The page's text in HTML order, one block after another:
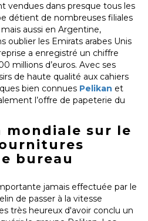
vendues dans presque tous les
détient de nombreuses filiales
aussi en Argentine,
oublier les Emirats arabes Unis
a enregistré un chiffre
millions d’euros. Avec ses
de haute qualité aux cahiers
bien connues Pelikan et
l’offre de papeterie du
mondiale sur le
bureau
jamais effectuée par le
de passer à la vitesse
très heureux d'avoir conclu un